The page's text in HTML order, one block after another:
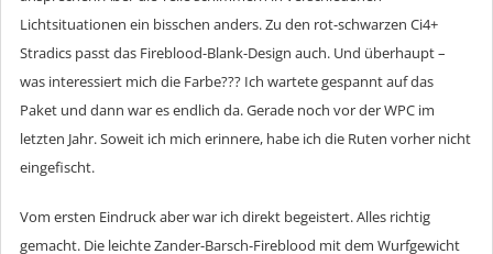
Lichtsituationen ein bisschen anders. Zu den rot-schwarzen Ci4+
Stradics passt das Fireblood-Blank-Design auch. Und überhaupt –
was interessiert mich die Farbe??? Ich wartete gespannt auf das
Paket und dann war es endlich da. Gerade noch vor der WPC im
letzten Jahr. Soweit ich mich erinnere, habe ich die Ruten vorher nicht
eingefischt.
Vom ersten Eindruck aber war ich direkt begeistert. Alles richtig
gemacht. Die leichte Zander-Barsch-Fireblood mit dem Wurfgewicht